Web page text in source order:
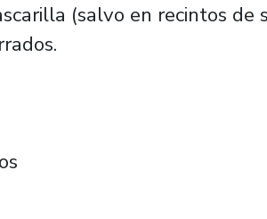
(salvo en recintos de
promoviendo uso de